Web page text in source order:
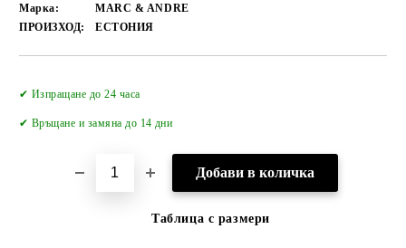
Марка:
MARC & ANDRE
ПРОИЗХОД:
ЕСТОНИЯ
✔ Изпращане до 24 часа
✔ Връщане и замяна до 14 дни
Таблица с размери